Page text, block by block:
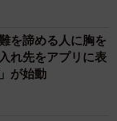
を諦める人に胸を
れ先をアプリに表
が始動